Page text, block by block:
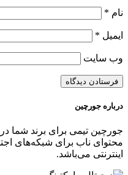
نام *
ایمیل *
وب‌ سایت
درباره جورچین
جورچین تیمی برای برند شما در
محتوای ناب برای شبکه‌های
اینترنتی می‌باشد.